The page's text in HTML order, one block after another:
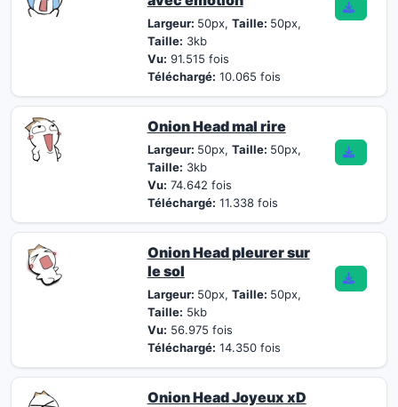
Largeur: 50px, Taille: 50px,
Taille: 3kb
Vu: 91.515 fois
Téléchargé: 10.065 fois
Onion Head mal rire
Largeur: 50px, Taille: 50px,
Taille: 3kb
Vu: 74.642 fois
Téléchargé: 11.338 fois
Onion Head pleurer sur
le sol
Largeur: 50px, Taille: 50px,
Taille: 5kb
Vu: 56.975 fois
Téléchargé: 14.350 fois
Onion Head Joyeux xD